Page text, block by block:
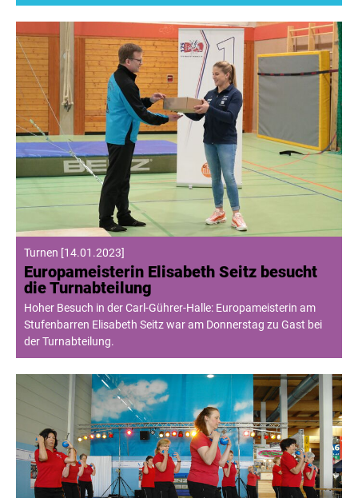
Turnen [14.01.2023]
Europameisterin Elisabeth Seitz besucht
die Turnabteilung
Hoher Besuch in der Carl-Gührer-Halle: Europameisterin am
Stufenbarren Elisabeth Seitz war am Donnerstag zu Gast bei
der Turnabteilung.